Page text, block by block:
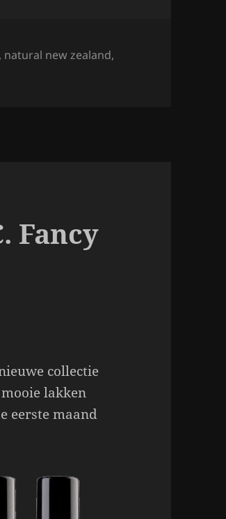
, natural new zealand,
Fancy
collectie
lakken
eerste maand